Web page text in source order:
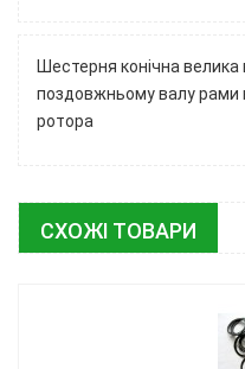
Шестерня конічна
поздовжньому валу рами
ротора
СХОЖІ ТОВАРИ